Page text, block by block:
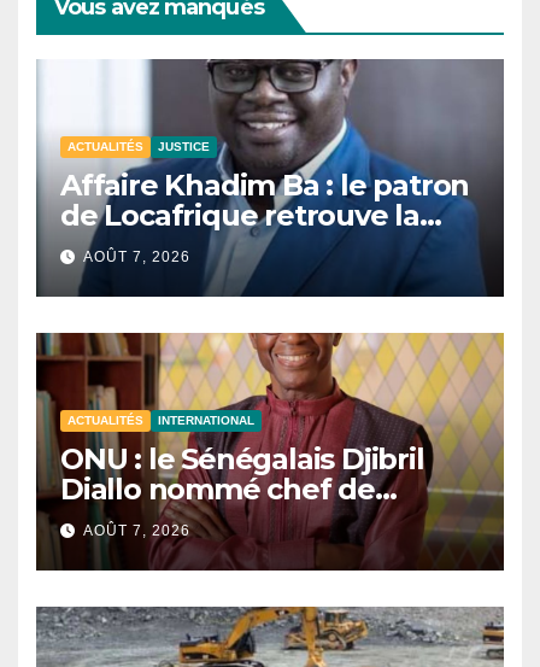
Vous avez manqués
ACTUALITÉS JUSTICE
Affaire Khadim Ba : le patron
de Locafrique retrouve la
liberté.
AOÛT 7, 2026
ACTUALITÉS INTERNATIONAL
ONU : le Sénégalais Djibril
Diallo nommé chef de
cabinet du président de la
81e Assemblée générale.
AOÛT 7, 2026